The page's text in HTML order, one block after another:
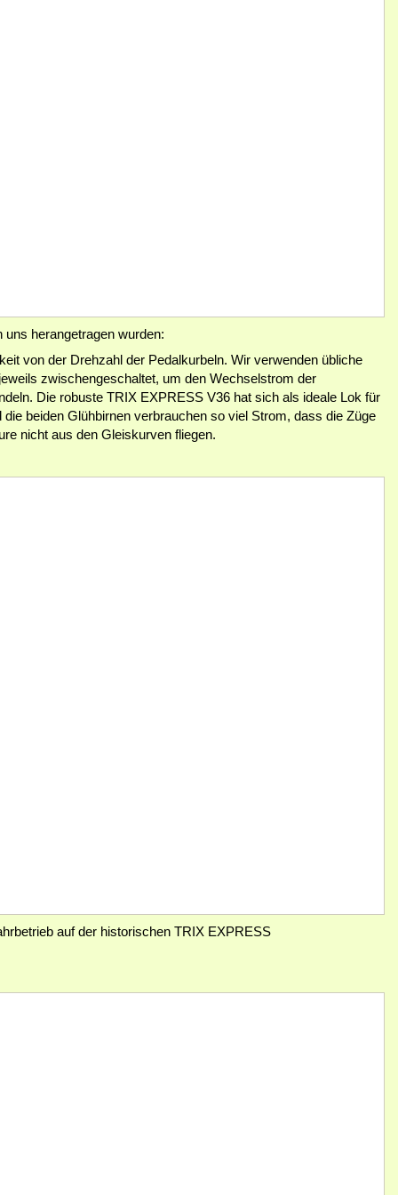
herangetragen wurden:
von der Drehzahl der Pedalkurbeln. Wir verwenden übliche
zwischengeschaltet, um den Wechselstrom der
Die robuste TRIX EXPRESS V36 hat sich als ideale Lok für
beiden Glühbirnen verbrauchen so viel Strom, dass die Züge
nicht aus den Gleiskurven fliegen.
auf der historischen TRIX EXPRESS